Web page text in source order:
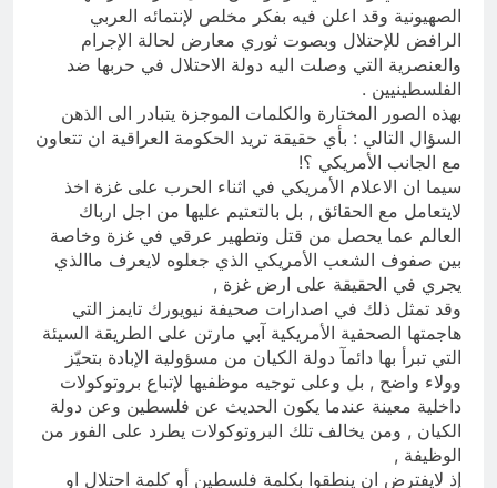
الصهيونية وقد اعلن فيه بفكر مخلص لإنتمائه العربي
الرافض للإحتلال وبصوت ثوري معارض لحالة الإجرام
والعنصرية التي وصلت اليه دولة الاحتلال في حربها ضد
الفلسطينيين .
بهذه الصور المختارة والكلمات الموجزة يتبادر الى الذهن
السؤال التالي : بأي حقيقة تريد الحكومة العراقية ان تتعاون
مع الجانب الأمريكي ؟!
سيما ان الاعلام الأمريكي في اثناء الحرب على غزة اخذ
لايتعامل مع الحقائق , بل بالتعتيم عليها من اجل ارباك
العالم عما يحصل من قتل وتطهير عرقي في غزة وخاصة
بين صفوف الشعب الأمريكي الذي جعلوه لايعرف ماالذي
يجري في الحقيقة على ارض غزة ,
وقد تمثل ذلك في اصدارات صحيفة نيويورك تايمز التي
هاجمتها الصحفية الأمريكية آبي مارتن على الطريقة السيئة
التي تبرأ بها دائمآ دولة الكيان من مسؤولية الإبادة بتحيّز
وولاء واضح , بل وعلى توجيه موظفيها لإتباع بروتوكولات
داخلية معينة عندما يكون الحديث عن فلسطين وعن دولة
الكيان , ومن يخالف تلك البروتوكولات يطرد على الفور من
الوظيفة ,
إذ لايفترض ان ينطقوا بكلمة فلسطين أو كلمة احتلال او